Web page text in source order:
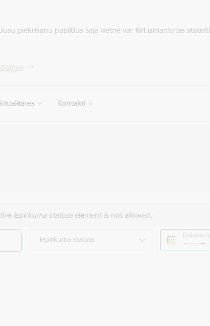
piekrišanu papildus šajā vietnē var tikt izmantotas
Kontakti
Iepirkuma statusselement is not allowed.
Iepirkuma statuss Datums